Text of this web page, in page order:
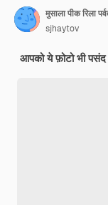
मुसाला पीक रिला
sjhaytov
आपको ये फ़ोटो भी